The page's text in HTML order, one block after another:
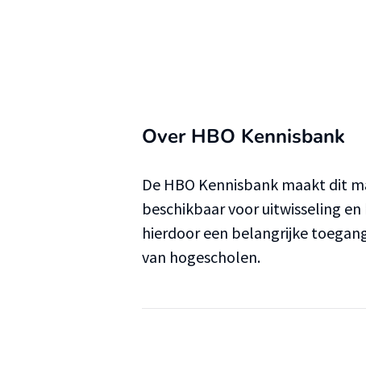
Over HBO Kennisbank
De HBO Kennisbank maakt dit
beschikbaar voor uitwisseling
hierdoor een belangrijke
van hogescholen.